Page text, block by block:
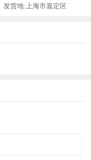
发货地: 上海市嘉定区